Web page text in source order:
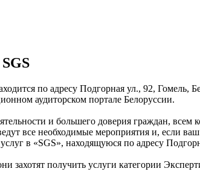
по адресу Подгорная ул., 92, Гомель,
аудиторском портале Белоруссии.
и большего доверия граждан,
все необходимые мероприятия и, если
в «SGS», находящуюся по адресу
захотят получить услуги категории